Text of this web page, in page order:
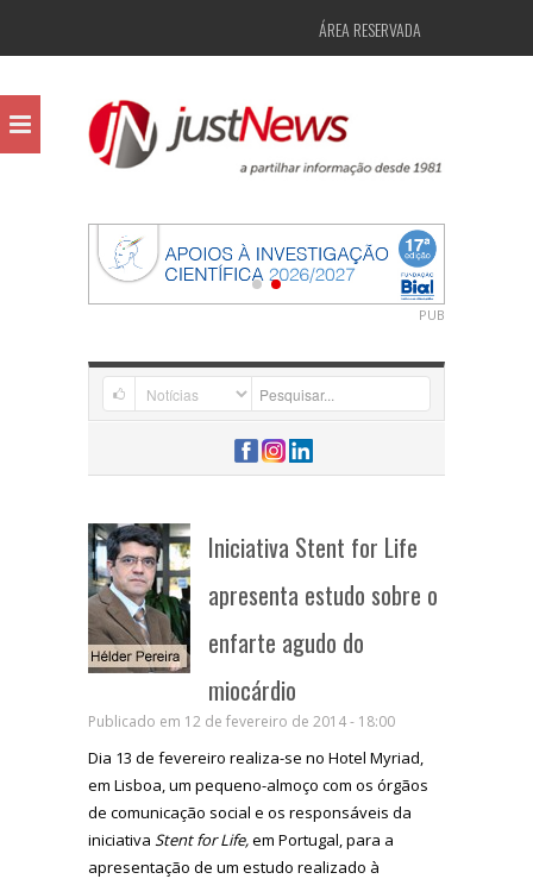
ÁREA RESERVADA
PUB
Iniciativa Stent for Life
apresenta estudo sobre o
enfarte agudo do
miocárdio
Publicado em 12 de fevereiro de 2014 - 18:00
Dia 13 de fevereiro realiza-se no Hotel Myriad,
em Lisboa, um pequeno-almoço com os órgãos
de comunicação social e os responsáveis da
iniciativa Stent for Life,em Portugal, para a
apresentação de um estudo realizado à